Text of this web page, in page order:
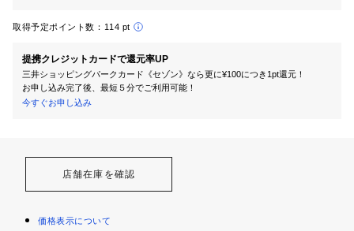
取得予定ポイント数： 114 pt
提携クレジットカードで還元率UP
三井ショッピングパークカード《セゾン》なら更に¥100につき1pt還元！
お申し込み完了後、最短５分でご利用可能！
今すぐお申し込み
店舗在庫を確認
価格表示について